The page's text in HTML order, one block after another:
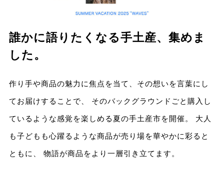
誰かに語りたくなる手土産、集めま
した。
作り手や商品の魅力に焦点を当て、その想いを言葉にし
てお届けすることで、 そのバックグラウンドごと購入し
ているような感覚を楽しめる夏の手土産市を開催。 大人
も子どもも心躍るような商品が売り場を華やかに彩ると
ともに、 物語が商品をより一層引き立てます。